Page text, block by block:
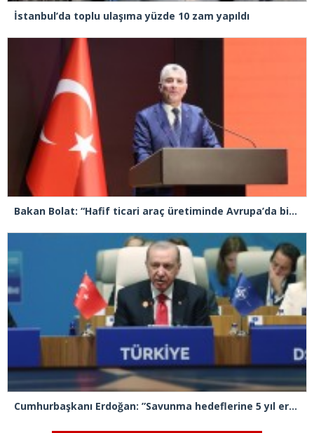
İstanbul’da toplu ulaşıma yüzde 10 zam yapıldı
Bakan Bolat: “Hafif ticari araç üretiminde Avrupa’da birinci sıradayız”
Cumhurbaşkanı Erdoğan: ”Savunma hedeflerine 5 yıl erken ulaşacağız”